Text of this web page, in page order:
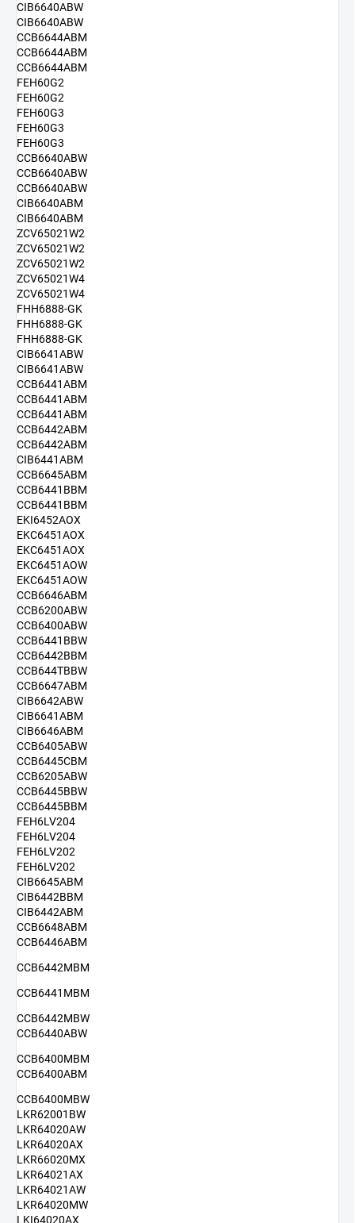
CIB6640ABW
CIB6640ABW
CCB6644ABM
CCB6644ABM
CCB6644ABM
FEH60G2
FEH60G2
FEH60G3
FEH60G3
FEH60G3
CCB6640ABW
CCB6640ABW
CCB6640ABW
CIB6640ABM
CIB6640ABM
ZCV65021W2
ZCV65021W2
ZCV65021W2
ZCV65021W4
ZCV65021W4
FHH6888-GK
FHH6888-GK
FHH6888-GK
CIB6641ABW
CIB6641ABW
CCB6441ABM
CCB6441ABM
CCB6441ABM
CCB6442ABM
CCB6442ABM
CIB6441ABM
CCB6645ABM
CCB6441BBM
CCB6441BBM
EKI6452AOX
EKC6451AOX
EKC6451AOX
EKC6451AOW
EKC6451AOW
CCB6646ABM
CCB6200ABW
CCB6400ABW
CCB6441BBW
CCB6442BBM
CCB644TBBW
CCB6647ABM
CIB6642ABW
CIB6641ABM
CIB6646ABM
CCB6405ABW
CCB6445CBM
CCB6205ABW
CCB6445BBW
CCB6445BBM
FEH6LV204
FEH6LV204
FEH6LV202
FEH6LV202
CIB6645ABM
CIB6442BBM
CIB6442ABM
CCB6648ABM
CCB6446ABM
CCB6442MBM
CCB6441MBM
CCB6442MBW
CCB6440ABW
CCB6400MBM
CCB6400ABM
CCB6400MBW
LKR62001BW
LKR64020AW
LKR64020AX
LKR66020MX
LKR64021AX
LKR64021AW
LKR64020MW
LKI64020AX